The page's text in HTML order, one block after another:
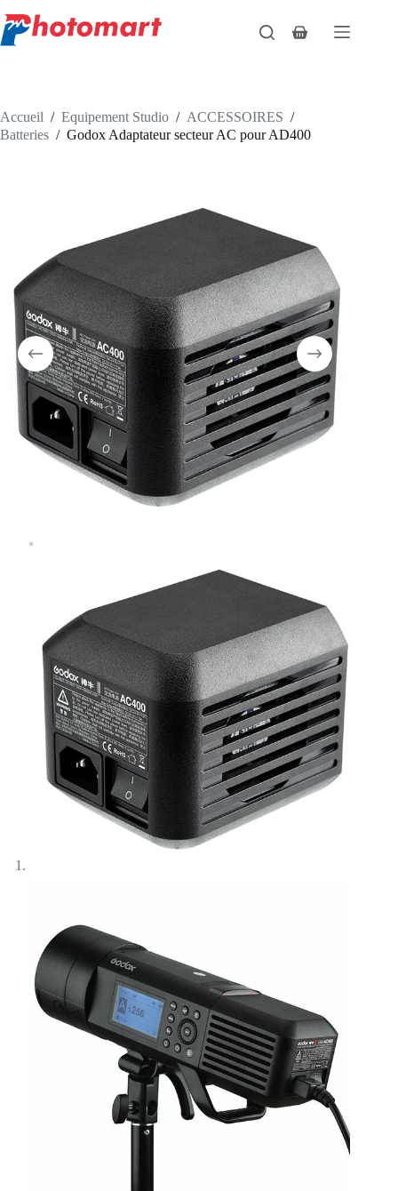
au
contenu
Panier
Accueil / Equipement Studio / ACCESSOIRES /
Batteries / Godox Adaptateur secteur AC pour AD400